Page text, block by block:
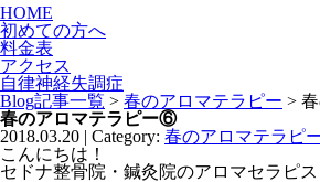
HOME
初めての方へ
料金表
アクセス
自律神経失調症
Blog記事一覧 > 春のアロマテラピー >
春のアロマテラピー⑥
2018.03.20 | Category: 春のアロマテラピ
こんにちは！
セドナ整骨院・鍼灸院のアロマセラピス